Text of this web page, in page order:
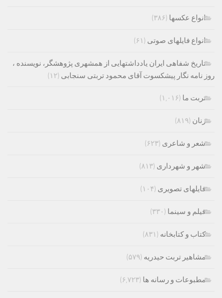
انواع عکسها (۳۸۶)
انواع فایلهای صوتی (۶۱)
تاریخ شفاهی ایران یادداشتهایی از همشهری پژوهشگر، نویسنده ،
روز نامه نگار پیشکسوت آقای محمود تربتی سنجابی (۱۲)
تربت ما (۱,۰۱۶)
زنان (۸۱۹)
شعر و شاعری (۶۲۳)
شهر و شهرداری (۸۱۳)
فایلهای تصویری (۱۰۴)
فیلم و سینما (۳۳۰)
کتاب و کتابخانه (۸۳۱)
مشاهیر تربت حیدریه (۵۷۹)
مطبوعات و رسانه ها (۶,۷۲۳)